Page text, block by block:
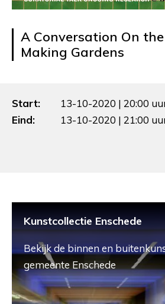
A Conversation On
Making Gardens
Start:
13-10-2020 | 20:00
Eind:
13-10-2020 | 21:00
Kunstcollectie Enschede
Bekijk de binnen en
gemeente Enschede